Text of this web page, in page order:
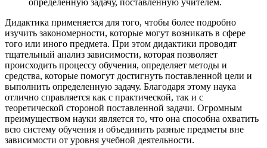
определенную задачу, поставленную учителем.
Дидактика применяется для того, чтобы более подробно
изучить закономерности, которые могут возникать в сфере
того или иного предмета. При этом дидактики проводят
тщательный анализ зависимости, которая позволяет
происходить процессу обучения, определяет методы и
средства, которые помогут достигнуть поставленной цели и
выполнить определенную задачу. Благодаря этому наука
отлично справляется как с практической, так и с
теоретической стороной поставленной задачи. Огромным
преимуществом науки является то, что она способна охватить
всю систему обучения и объединить разные предметы вне
зависимости от уровня учебной деятельности.